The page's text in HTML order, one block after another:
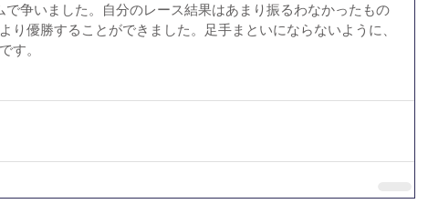
で争いました。自分のレース結果はあまり振るわなかったもの
り優勝することができました。足手まといにならないように、
す。